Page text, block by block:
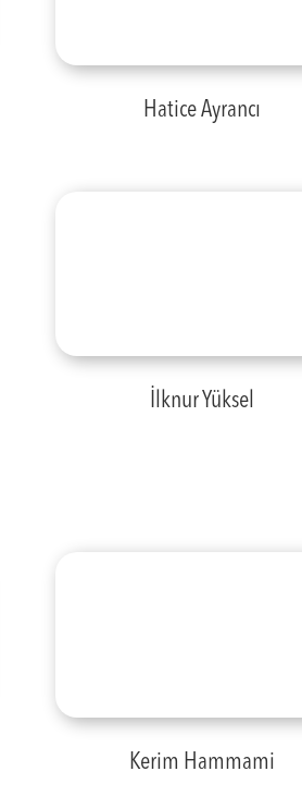
Hatice Ayrancı
İlknur Yüksel
Kerim Hammami